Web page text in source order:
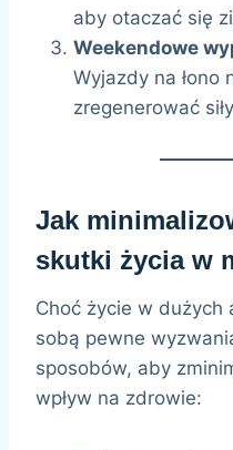
aby otaczać się
Weekendowe
Wyjazdy na łono
zregenerować
Jak
skutki życia w
Choć życie w dużych
sobą pewne
sposobów, aby
wpływ na zdrowie: